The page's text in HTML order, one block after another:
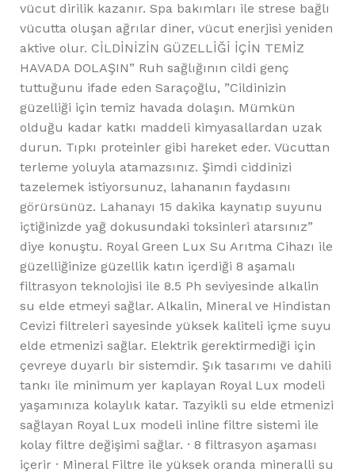
vücut dirilik kazanır. Spa bakımları ile strese bağlı
vücutta oluşan ağrılar diner, vücut enerjisi yeniden
aktive olur. CİLDİNİZİN GÜZELLİĞİ İÇİN TEMİZ
HAVADA DOLAŞIN” Ruh sağlığının cildi genç
tuttuğunu ifade eden Saraçoğlu, ”Cildinizin
güzelliği için temiz havada dolaşın. Mümkün
olduğu kadar katkı maddeli kimyasallardan uzak
durun. Tıpkı proteinler gibi hareket eder. Vücuttan
terleme yoluyla atamazsınız. Şimdi ciddinizi
tazelemek istiyorsunuz, lahananın faydasını
görürsünüz. Lahanayı 15 dakika kaynatıp suyunu
içtiğinizde yağ dokusundaki toksinleri atarsınız”
diye konuştu. Royal Green Lux Su Arıtma Cihazı ile
güzelliğinize güzellik katın içerdiği 8 aşamalı
filtrasyon teknolojisi ile 8.5 Ph seviyesinde alkalin
su elde etmeyi sağlar. Alkalin, Mineral ve Hindistan
Cevizi filtreleri sayesinde yüksek kaliteli içme suyu
elde etmenizi sağlar. Elektrik gerektirmediği için
çevreye duyarlı bir sistemdir. Şık tasarımı ve dahili
tankı ile minimum yer kaplayan Royal Lux modeli
yaşamınıza kolaylık katar. Tazyikli su elde etmenizi
sağlayan Royal Lux modeli inline filtre sistemi ile
kolay filtre değişimi sağlar. · 8 filtrasyon aşaması
içerir · Mineral Filtre ile yüksek oranda mineralli su